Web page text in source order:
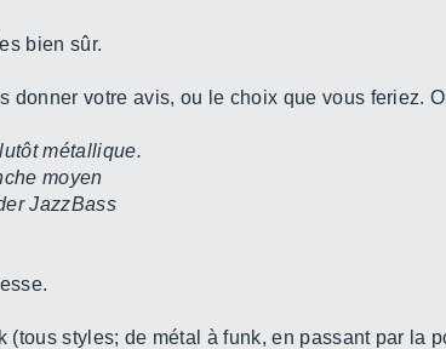
bien sûr.
donner votre avis, ou le choix que vous feriez.
métallique.
moyen
JazzBass
(tous styles; de métal à funk, en passant par la